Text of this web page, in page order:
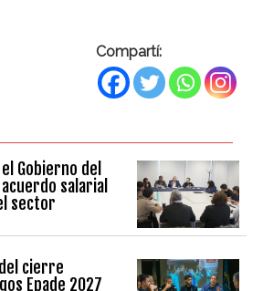
Compartí:
Gobierno del
salarial
sector
cierre
Epade 2027